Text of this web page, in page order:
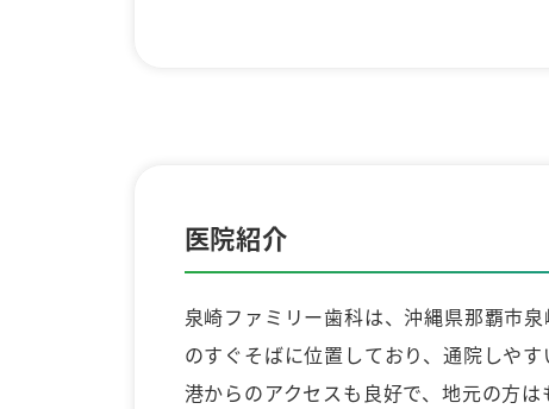
医院紹介
泉崎ファミリー歯科は、沖縄県那覇市
のすぐそばに位置しており、通院しや
港からのアクセスも良好で、地元の方